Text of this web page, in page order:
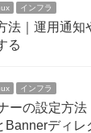
インフラ
法｜運用通知
る
インフラ
ーの設定方法
Bannerディ